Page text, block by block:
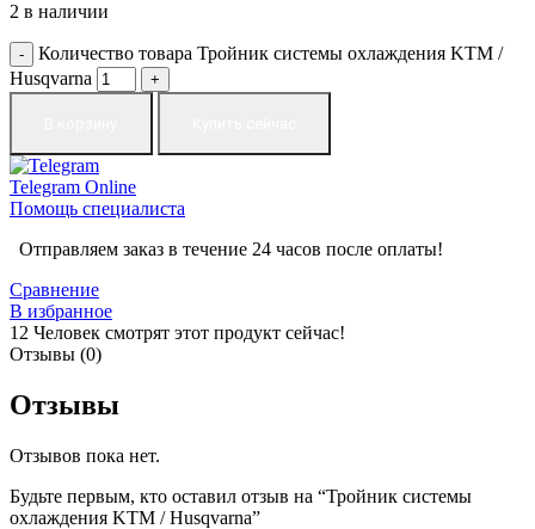
2 в наличии
Количество товара Тройник системы охлаждения KTM /
Husqvarna
Telegram Online
Помощь специалиста
Отправляем заказ в течение 24 часов после оплаты!
Сравнение
В избранное
12 Человек смотрят этот продукт сейчас!
Отзывы (0)
Отзывы
Отзывов пока нет.
Будьте первым, кто оставил отзыв на “Тройник системы
охлаждения KTM / Husqvarna”